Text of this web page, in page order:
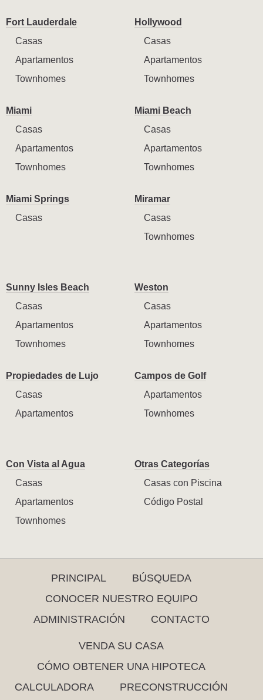
Fort Lauderdale
Casas
Apartamentos
Townhomes
Hollywood
Casas
Apartamentos
Townhomes
Miami
Casas
Apartamentos
Townhomes
Miami Beach
Casas
Apartamentos
Townhomes
Miami Springs
Casas
Miramar
Casas
Townhomes
Sunny Isles Beach
Casas
Apartamentos
Townhomes
Weston
Casas
Apartamentos
Townhomes
Propiedades de Lujo
Casas
Apartamentos
Campos de Golf
Apartamentos
Townhomes
Con Vista al Agua
Casas
Apartamentos
Townhomes
Otras Categorías
Casas con Piscina
Código Postal
PRINCIPAL
BÚSQUEDA
CONOCER NUESTRO EQUIPO
ADMINISTRACIÓN
CONTACTO
VENDA SU CASA
CÓMO OBTENER UNA HIPOTECA
CALCULADORA
PRECONSTRUCCIÓN